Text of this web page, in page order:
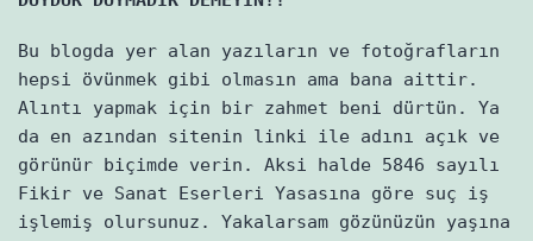
Bu blogda yer alan yazıların ve fotoğrafların
hepsi övünmek gibi olmasın ama bana aittir.
Alıntı yapmak için bir zahmet beni dürtün. Ya
da en azından sitenin linki ile adını açık ve
görünür biçimde verin. Aksi halde 5846 sayılı
Fikir ve Sanat Eserleri Yasasına göre suç iş
işlemiş olursunuz. Yakalarsam gözünüzün yaşına